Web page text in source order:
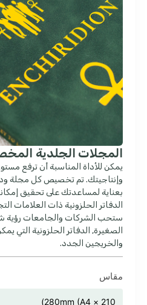
المجلات الجلدية
يمكن للأداة المناسبة أن ترفع
وإنتاجيتك. تم تخصيص كل مجلة
بعناية لمساعدتك على تحقيق
الدفاتر الحلزونية ذات العلامات
ستحب الشركات والجامعات رؤية
الصغيرة, الدفاتر الحلزونية التي
والخريجين الجدد.
مقاس